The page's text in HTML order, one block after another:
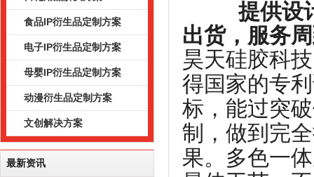
食品IP衍生品定制方案
电子IP衍生品定制方案
母婴IP衍生品定制方案
动漫衍生品定制方案
文创解决方案
最新资讯
提供设计
出货，服务
昊天硅胶科
得国家的专
标，能过突
制，做到完
果。多色一